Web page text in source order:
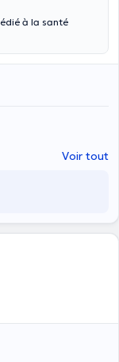
à la santé
Voir tout